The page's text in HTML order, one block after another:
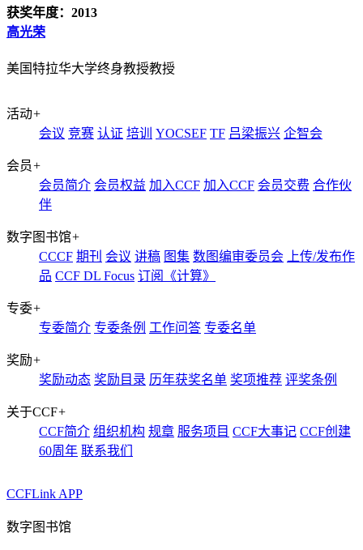
获奖年度：2013
高光荣
美国特拉华大学终身教授教授
活动+
会议 竞赛 认证 培训 YOCSEF TF 吕梁振兴 企智会
会员+
会员简介 会员权益 加入CCF 加入CCF 会员交费 合作伙
伴
数字图书馆+
CCCF 期刊 会议 讲稿 图集 数图编审委员会 上传/发布作
品 CCF DL Focus 订阅《计算》
专委+
专委简介 专委条例 工作问答 专委名单
奖励+
奖励动态 奖励目录 历年获奖名单 奖项推荐 评奖条例
关于CCF+
CCF简介 组织机构 规章 服务项目 CCF大事记 CCF创建
60周年 联系我们
CCFLink APP
数字图书馆